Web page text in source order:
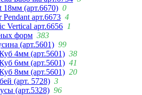
18мм (арт.6670) 0
Pendant арт.6673 4
Vertical арт.6656 1
форм 383
(арт.5601) 99
4мм (арт.5601) 38
6мм (арт.5601) 41
8мм (арт.5601) 20
(арт. 5728) 3
(арт.5328) 96